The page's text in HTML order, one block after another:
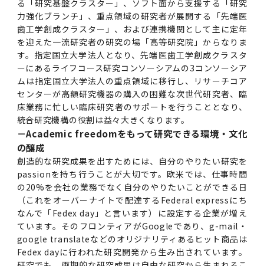
女性活躍推進法による一般事業主行動計画
次世代育成支援対策推進法による一般事業主行
動計画
女性の活躍推進に向けた取り組み
目標とする教員の適正な年齢構成
キャンパスマスタープラン2016
国立大学法人ガバナンス・コード報告書
役員会議事概要について
企業活動と医療機関等の透明性ガイドライン
令和6年度（2024年度）東京医科歯科大学
「TMDU-SPRING」対象学生の募集について
（※春入学対象）について
Call for Application to TMDU WISE
Programs (II) for the 2023 Academic Year
by Eligible Students (*Autumn admission)
令和５年度（２０２３年度）東京医科歯科大学
「卓越大学院生制度（Ⅱ）」対象学生（秋入学
対象）の募集について
バリアフリーマップ
困りごと対策貸出グッズ
「研究者早期育成コース及び研究者養成コー
ス」採用決定通知書授与式を行いました。
令和４年度（２０２２年度）東京医科歯科大学
「研究者早期育成コース及び研究者養成コー
ス」採用決定通知書授与式を行いました。
令和３年度（２０２１年度）東京医科歯科大学
「卓越大学院生制度（Ⅰ）」採用決定通知書授
与式を行いました。
学位の申請
OB・OG情報について
内定取り消しについて
進路届の提出について
その他 就職関連情報（推薦書等）
2020年 （PDF：67.8MB）
2019年 （PDF：71.7MB）
2018年 （PDF：83.3MB）
2017年 （PDF：75.1MB）
2016年 （PDF：73.0MB）
2015年 （PDF：83.3MB）
2014年 （PDF：21.4MB）
2013年 （PDF：6.4MB）
2023年度
2024年度
2022年度
2021年度
2020年度
2019年度
2018年度
2017年度
2021年（PDF：4.5 MB）
2020年 （PDF：4.6MB）
2019年 （PDF：5.2MB）
2018年 （PDF：18.7MB）
2017年 （PDF：7.2MB）
2016年 （PDF：13.5MB）
2015年 （PDF：2.3MB）
大学統合時の教育・学生生活について（在学生
向け）
Regarding education and student life after
the integration (For current students)
教学IR関連公開情報
教学IR関連公開情報トップ
卒業生進路アンケート
卒後3年大学評価アンケート
卒業時大学評価アンケート
イノベーション創出の基盤構築プロジェクト
オープンイノベーションセンター
ヘルスサイエンスR&Dセンター
研究基盤クラスター（統合研究機構）トップ
リサーチコアセンター
実験動物センター
生命倫理研究センター
疾患バイオリソースセンター
先端医歯工学創成クラスター（統合研究機構）
先端医歯工学創成クラスター（統合研究機構）
トップ
再生医療研究センター
再生医療研究センター（微生物安全性グルー
プ）
脳統合機能研究センター
核酸・ペプチド創薬治療研究センター
統合研究機構から他部局へ異動したセンター
統合研究機構から他部局へ異動したセンタート
ップ
低侵襲医療センター（旧：低侵襲医歯学研究セ
ンター）
統合情報機構（図書館部門・ITセキュリティ部
門）トップ
ITヘルプデスク（学内専用サイト）
ITセキュリティ部門（学内専用サイト）
図書館部門
図書館部門トップ
図書館
図書館講習会
アクティブラーニング教室・情報検索室
デジタル変革推進事務室
連絡先一覧
学生支援・保健管理機構
学生支援・保健管理機構トップ
保健管理センター
湯島学生支援センター
湯島学生支援センタートップ
学生相談支援室
ダイバーシティ・インクルージョン室
環境安全管理室
環境安全管理室トップ
環境報告書
広報部
る「研究基盤クラスター」、ソフト面から支援する「研究
力強化ブランチ」、重点領域の研究者が展開する「先端医
歯工学創成クラスター」、および連携機関として主に定年
を迎えた一流研究者の研究の場「高等研究院」からなりま
す。指定国立大学法人となり、先端医歯工学創成クラスタ
ーにあるライフコース研究コンソーシアムの3コンソーシア
ムは指定国立大学法人の重点領域に移行し、リサーチコア
センターが高額研究機器の購入の困難な次世代研究者、臨
床業務に忙しい臨床研究者のサポートを行うこととなり、
統合研究機構の役割は益々大きくなります。
－Academic freedomをもって研究できる環境・文化
の醸成
創造的な研究成果を出すためには、自分のやりたい研究を
passionを持ち行うことが大切です。欧米では、仕事時間
の20%を会社の業務でなく自分のやりたいことができる日
（これをオーバーナイトで配達するFederal expressにち
なんで「Fedex day」と言います）に設定する企業が増え
ています。そのフロンティアがGoogleであり、g-mail・
google translateなどのオリジナリティあるヒット商品は
Fedex dayに行われた研究開発から生み出されています。